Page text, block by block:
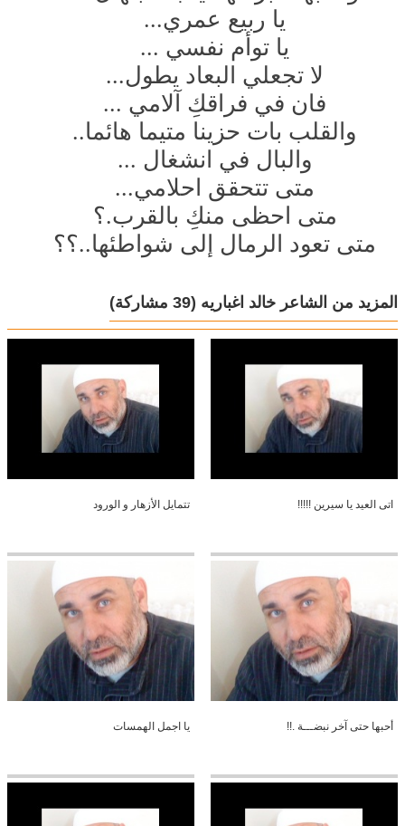
يا ربيع عمري...
يا توأم نفسي ...
لا تجعلي البعاد يطول...
فان في فراقكِ آلامي ...
والقلب بات حزينا متيما هائما..
والبال في انشغال ...
متى تتحقق احلامي...
متى احظى منكِ بالقرب.؟
متى تعود الرمال إلى شواطئها..؟؟
المزيد من الشاعر خالد اغباريه (39 مشاركة)
اتى العيد يا سيرين !!!!! تتمايل الأزهار و الورود
أحبها حتى آخر نبضـــة .!! يا اجمل الهمسات